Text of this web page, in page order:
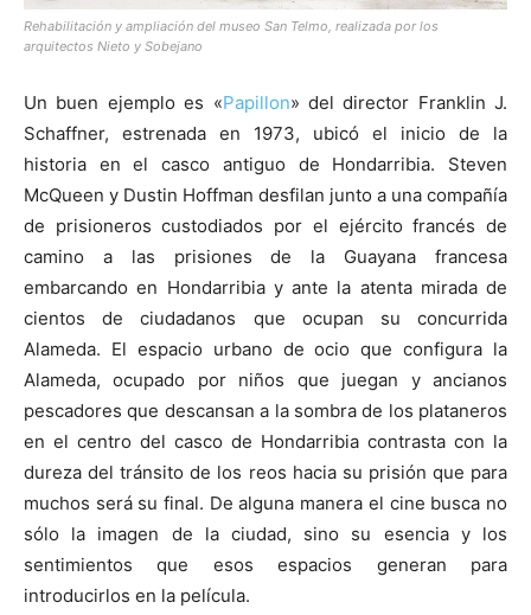
Rehabilitación y ampliación del museo San Telmo, realizada por los
arquitectos Nieto y Sobejano
Un buen ejemplo es «Papillon» del director Franklin J.
Schaffner, estrenada en 1973, ubicó el inicio de la
historia en el casco antiguo de Hondarribia. Steven
McQueen y Dustin Hoffman desfilan junto a una compañía
de prisioneros custodiados por el ejército francés de
camino a las prisiones de la Guayana francesa
embarcando en Hondarribia y ante la atenta mirada de
cientos de ciudadanos que ocupan su concurrida
Alameda. El espacio urbano de ocio que configura la
Alameda, ocupado por niños que juegan y ancianos
pescadores que descansan a la sombra de los plataneros
en el centro del casco de Hondarribia contrasta con la
dureza del tránsito de los reos hacia su prisión que para
muchos será su final. De alguna manera el cine busca no
sólo la imagen de la ciudad, sino su esencia y los
sentimientos que esos espacios generan para
introducirlos en la película.